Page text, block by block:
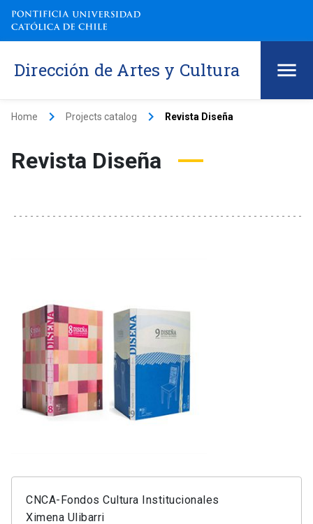
Dirección de Artes y Cultura
Home keyboard_arrow_right Projects catalog keyboard_arrow_right Revista Diseña
Revista Diseña
CNCA-Fondos Cultura Institucionales
Ximena Ulibarri